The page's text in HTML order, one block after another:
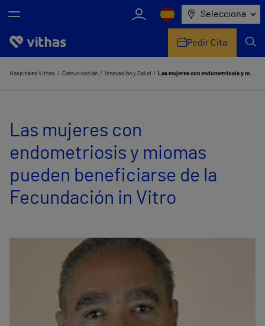
Selecciona
Nosotros
Servicios de salud
Equipo médico y asistencial
Información útil
Pedir Cita
Hospitales Vithas Comunicación Innovación y Salud Las mujeres con endometriosis y miomas pueden beneficiarse de la Fecundación in Vitro
Las mujeres con
endometriosis y miomas
pueden beneficiarse de la
Fecundación in Vitro